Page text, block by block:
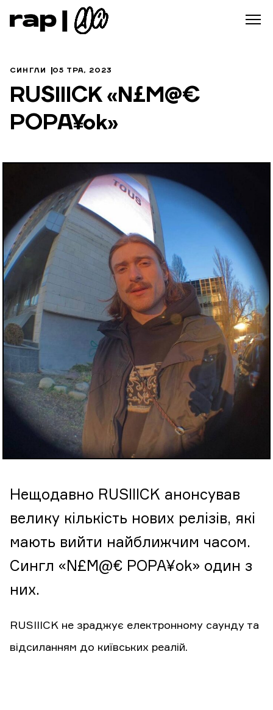
СИНГЛИ 05 ТРА, 2023
RUSIIICK «N£M@€
POPA¥ok»
Нещодавно RUSIIICK анонсував
велику кількість нових релізів, які
мають вийти найближчим часом.
Сингл «N£M@€ POPA¥ok» один з
них.
RUSIIICK не зраджує електронному саунду та
відсиланням до київських реалій.